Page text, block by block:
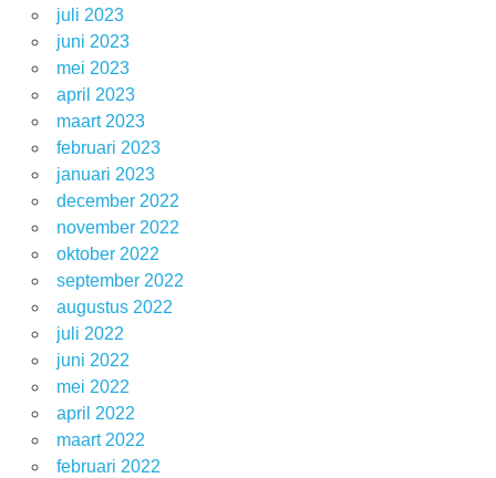
juli 2023
juni 2023
mei 2023
april 2023
maart 2023
februari 2023
januari 2023
december 2022
november 2022
oktober 2022
september 2022
augustus 2022
juli 2022
juni 2022
mei 2022
april 2022
maart 2022
februari 2022